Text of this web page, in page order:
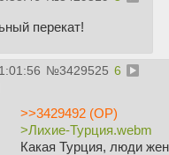
перекат!
№3429525 6
>>3429492 (OP)
>Лихие-Турция.webm
Какая Турция, люди